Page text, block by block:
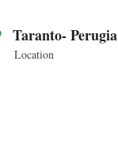
Taranto- Perugia
Location